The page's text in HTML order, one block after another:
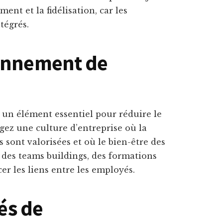
et la fidélisation, car les
de
élément essentiel pour réduire le
une culture d’entreprise où la
valorisées et où le bien-être des
teams buildings, des formations
les liens entre les employés.
de